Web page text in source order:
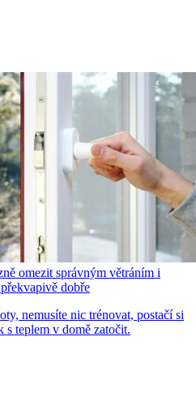
omezit správným větráním i
dobře
nemusíte nic trénovat, postačí si
s teplem v domě zatočit.